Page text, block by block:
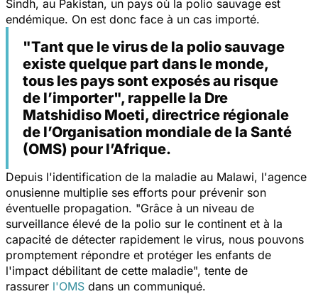
Sindh, au Pakistan, un pays où la polio sauvage est
endémique. On est donc face à un cas importé.
"Tant que le virus de la polio sauvage
existe quelque part dans le monde,
tous les pays sont exposés au risque
de l’importer", rappelle la Dre
Matshidiso Moeti, directrice régionale
de l’Organisation mondiale de la Santé
(OMS) pour l’Afrique.
Depuis l'identification de la maladie au Malawi, l'agence
onusienne multiplie ses efforts pour prévenir son
éventuelle propagation. "Grâce à un niveau de
surveillance élevé de la polio sur le continent et à la
capacité de détecter rapidement le virus, nous pouvons
promptement répondre et protéger les enfants de
l'impact débilitant de cette maladie", tente de
rassurer l'OMS dans un communiqué.